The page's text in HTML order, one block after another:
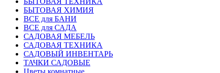
БЫТОВАЯ ХИМИЯ
ВСЕ для БАНИ
ВСЕ для САДА
САДОВАЯ МЕБЕЛЬ
САДОВАЯ ТЕХНИКА
САДОВЫЙ ИНВЕНТАРЬ
ТАЧКИ САДОВЫЕ
Цветы комнатные